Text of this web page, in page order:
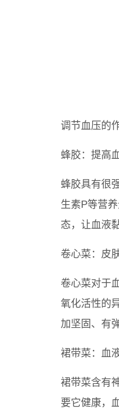
调节血压的
蜂胶：提高
蜂胶具有很
生素P等营
态，让血液
卷心菜：皮
卷心菜对于
氧化活性的
加坚固、有
裙带菜：血
裙带菜含有
要它健康，